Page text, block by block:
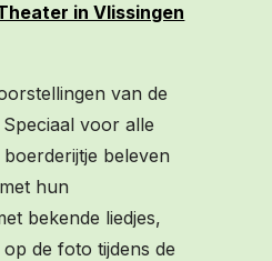
in Vlissingen
van de
Speciaal voor alle
beleven
hun
bekende liedjes,
de foto tijdens de